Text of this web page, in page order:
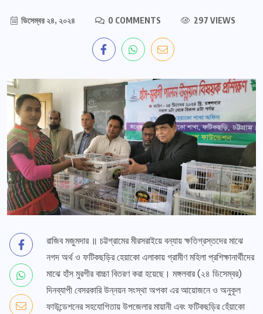
ডিসেম্বর ২৪, ২০২৪ 0 COMMENTS 297 VIEWS
রাজিব মজুমদার ॥ চট্টগ্রামের মীরসরাইয়ে বন্যায় ক্ষতিগ্রস্তদের মাঝে
নগদ অর্থ ও ফটিকছড়ির হেয়াকো এলাকায় গ্রামীণ মহিলা প্রশিক্ষানার্থীদের
মাঝে হাঁস মুরগীর বাচ্চা বিতরণ করা হয়েছে। মঙ্গলবার (২৪ ডিসেম্বর)
দিনব্যাপী বেসরকারি উন্নয়ন সংস্থা অপকা এর আয়োজনে ও অনুকূল
ফাউন্ডেশনের সহযোগিতায় উপজেলার মায়ানী এবং ফটিকছড়ির হেঁয়াকো